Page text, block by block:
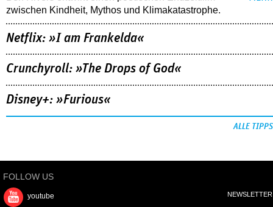
zwischen Kindheit, Mythos und Klimakatastrophe.
Netflix: »I am Frankelda«
Crunchyroll: »The Drops of God«
Disney+: »Furious«
ALLE TIPPS
FOLLOW US
youtube NEWSLETTER